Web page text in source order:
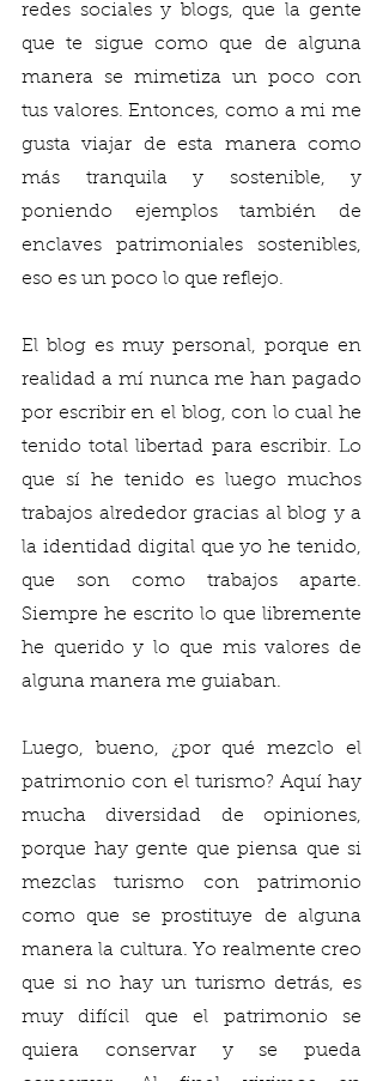
redes sociales y blogs, que la gente
que te sigue como que de alguna
manera se mimetiza un poco con
tus valores. Entonces, como a mi me
gusta viajar de esta manera como
más tranquila y sostenible, y
poniendo ejemplos también de
enclaves patrimoniales sostenibles,
eso es un poco lo que reflejo.
El blog es muy personal, porque en
realidad a mí nunca me han pagado
por escribir en el blog, con lo cual he
tenido total libertad para escribir. Lo
que sí he tenido es luego muchos
trabajos alrededor gracias al blog y a
la identidad digital que yo he tenido,
que son como trabajos aparte.
Siempre he escrito lo que libremente
he querido y lo que mis valores de
alguna manera me guiaban.
Luego, bueno, ¿por qué mezclo el
patrimonio con el turismo? Aquí hay
mucha diversidad de opiniones,
porque hay gente que piensa que si
mezclas turismo con patrimonio
como que se prostituye de alguna
manera la cultura. Yo realmente creo
que si no hay un turismo detrás, es
muy difícil que el patrimonio se
quiera conservar y se pueda